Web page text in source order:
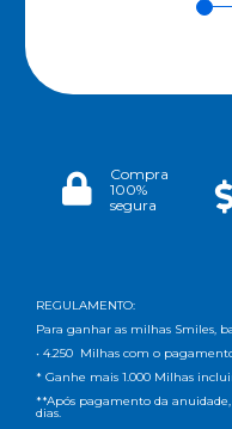
Compra
100%
segura
REGULAMENTO:
Para ganhar as milhas Smiles,
• 4.250 Milhas com o
* Ganhe mais 1.000 Milhas
**Após pagamento da
dias.